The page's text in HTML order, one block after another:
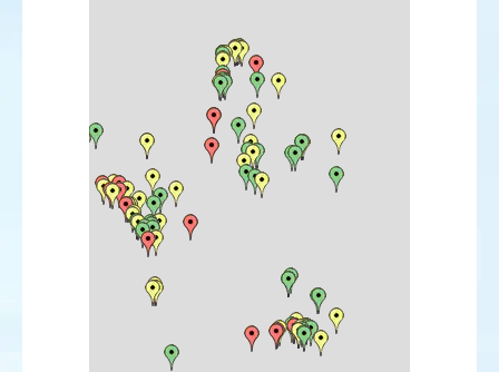
Faucon kobez
Faucon d'Eléonore
Marouette poussin
Marouette de Baillon
Talève sultane
Outarde barbue
Courvite isabelle
Gravelot kildir
Gravelot de Leschenault
Pluvier bronzé